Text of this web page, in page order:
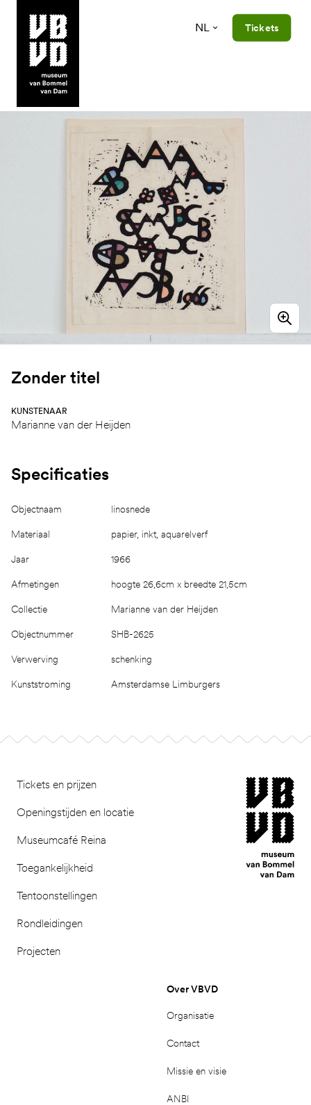
museum van Bommel van Dam
NL Tickets
Zonder titel
KUNSTENAAR
Marianne van der Heijden
Specificaties
Objectnaam linosnede
Materiaal papier, inkt, aquarelverf
Jaar 1966
Afmetingen hoogte 26,6cm x breedte 21,5cm
Collectie Marianne van der Heijden
Objectnummer SHB-2625
Verwerving schenking
Kunststroming Amsterdamse Limburgers
Tickets en prijzen
Openingstijden en locatie
Museumcafé Reina
Toegankelijkheid
Tentoonstellingen
Rondleidingen
Projecten
museum van
Over VBVD
Organisatie
Contact
Missie en visie
ANBI